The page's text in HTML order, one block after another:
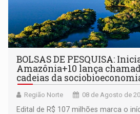
BOLSAS DE PESQUISA:
Amazônia+10 lança
cadeias da
Região Norte 08 de Agosto de
Edital de R$ 107 milhões marca o